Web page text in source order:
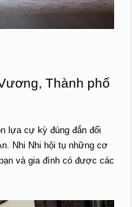
Thành phố
lựa cự kỳ đúng đắn đối
Nhi Nhi hội tụ những cơ
và gia đình có được các